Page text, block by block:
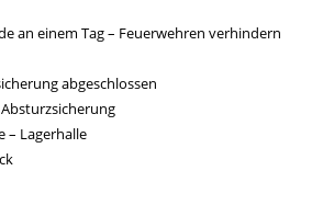
an einem Tag – Feuerwehren verhindern
abgeschlossen
– Lagerhalle